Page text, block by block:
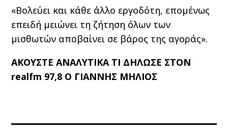
«Βολεύει και κάθε άλλο εργοδότη, επομένως
επειδή μειώνει τη ζήτηση όλων των
μισθωτών αποβαίνει σε βάρος της αγοράς».
ΑΚΟΥΣΤΕ ΑΝΑΛΥΤΙΚΑ ΤΙ ΔΗΛΩΣΕ ΣΤΟΝ
realfm 97,8 Ο ΓΙΑΝΝΗΣ ΜΗΛΙΟΣ